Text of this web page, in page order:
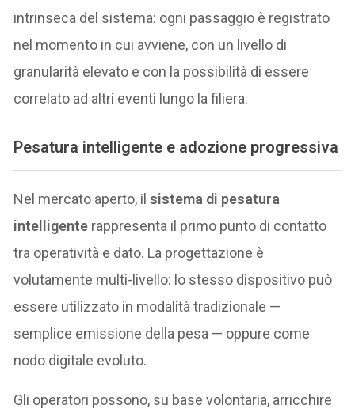
intrinseca del sistema: ogni passaggio è registrato
nel momento in cui avviene, con un livello di
granularità elevato e con la possibilità di essere
correlato ad altri eventi lungo la filiera.
Pesatura intelligente e adozione progressiva
Nel mercato aperto, ilsistema di pesatura
intelligente rappresenta il primo punto di contatto
tra operatività e dato. La progettazione è
volutamente multi-livello: lo stesso dispositivo può
essere utilizzato in modalità tradizionale —
semplice emissione della pesa — oppure come
nodo digitale evoluto.
Gli operatori possono, su base volontaria, arricchire